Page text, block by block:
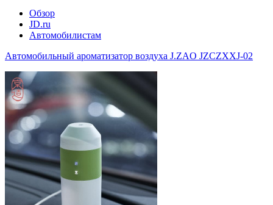
Обзор
JD.ru
Автомобилистам
Автомобильный ароматизатор воздуха J.ZAO JZCZXXJ-02